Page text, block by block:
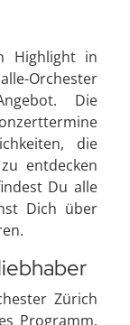
Highlight in
Orchester
Die
die
entdecken
Du alle
Dich über
Zürich
Programm,